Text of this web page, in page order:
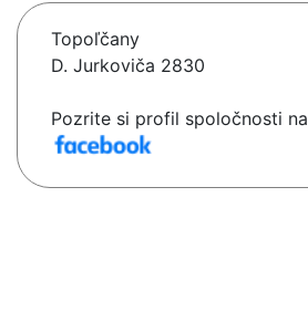
Topoľčany
D. Jurkoviča 2830
Pozrite si profil spoločnosti na